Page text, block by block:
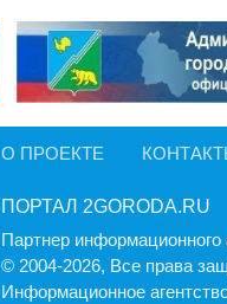
О ПРОЕКТЕ
ПОРТАЛ 2GORODA.RU
Партнер информационного
© 2004-2026, Все права
Информационное